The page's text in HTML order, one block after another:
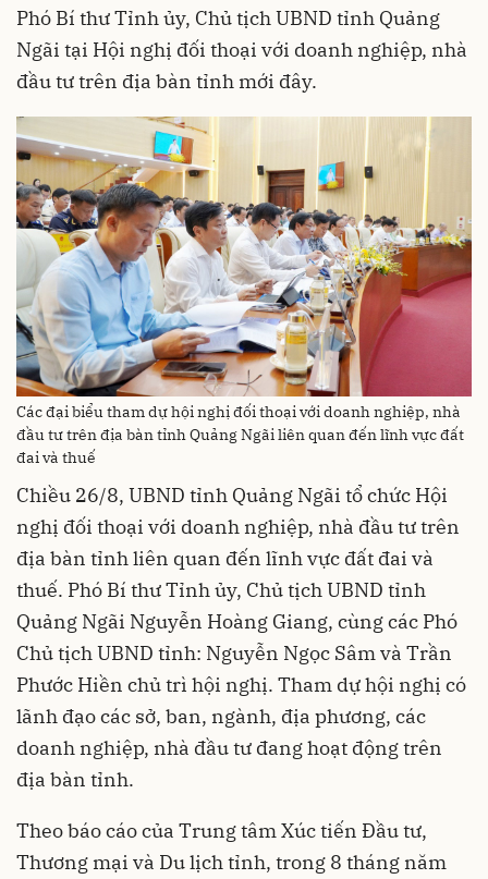
Phó Bí thư Tỉnh ủy, Chủ tịch UBND tỉnh Quảng
Ngãi tại Hội nghị đối thoại với doanh nghiệp, nhà
đầu tư trên địa bàn tỉnh mới đây.
Các đại biểu tham dự hội nghị đối thoại với doanh nghiệp, nhà
đầu tư trên địa bàn tỉnh Quảng Ngãi liên quan đến lĩnh vực đất
đai và thuế
Chiều 26/8, UBND tỉnh Quảng Ngãi tổ chức Hội
nghị đối thoại với doanh nghiệp, nhà đầu tư trên
địa bàn tỉnh liên quan đến lĩnh vực đất đai và
thuế. Phó Bí thư Tỉnh ủy, Chủ tịch UBND tỉnh
Quảng Ngãi Nguyễn Hoàng Giang, cùng các Phó
Chủ tịch UBND tỉnh: Nguyễn Ngọc Sâm và Trần
Phước Hiền chủ trì hội nghị. Tham dự hội nghị có
lãnh đạo các sở, ban, ngành, địa phương, các
doanh nghiệp, nhà đầu tư đang hoạt động trên
địa bàn tỉnh.
Theo báo cáo của Trung tâm Xúc tiến Đầu tư,
Thương mại và Du lịch tỉnh, trong 8 tháng năm